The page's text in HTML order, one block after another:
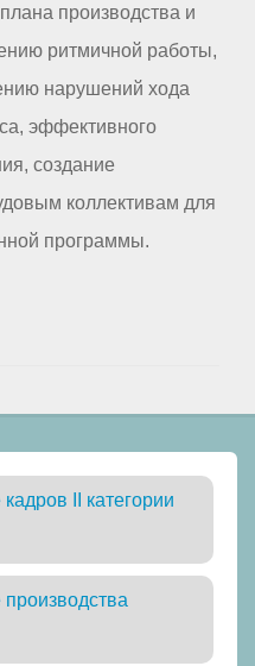
производства и
ритмичной работы,
нарушений хода
эффективного
создание
коллективам для
программы.
II категории